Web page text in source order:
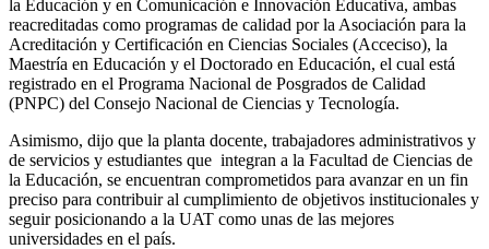
la Educación y en Comunicación e Innovación Educativa, ambas
reacreditadas como programas de calidad por la Asociación para la
Acreditación y Certificación en Ciencias Sociales (Acceciso), la
Maestría en Educación y el Doctorado en Educación, el cual está
registrado en el Programa Nacional de Posgrados de Calidad
(PNPC) del Consejo Nacional de Ciencias y Tecnología.
Asimismo, dijo que la planta docente, trabajadores administrativos y
de servicios y estudiantes que integran a la Facultad de Ciencias de
la Educación, se encuentran comprometidos para avanzar en un fin
preciso para contribuir al cumplimiento de objetivos institucionales y
seguir posicionando a la UAT como unas de las mejores
universidades en el país.